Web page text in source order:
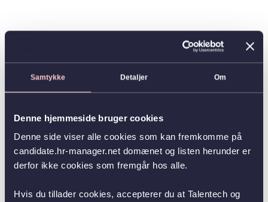
Samtykke Detaljer Om
Denne hjemmeside bruger cookies
Denne side viser alle cookies som kan fremkomme på
candidate.hr-manager.net domænet og listen herunder er
derfor ikke cookies som fremgår hos alle.
Hvis du tillader cookies, accepterer du at Talentech og